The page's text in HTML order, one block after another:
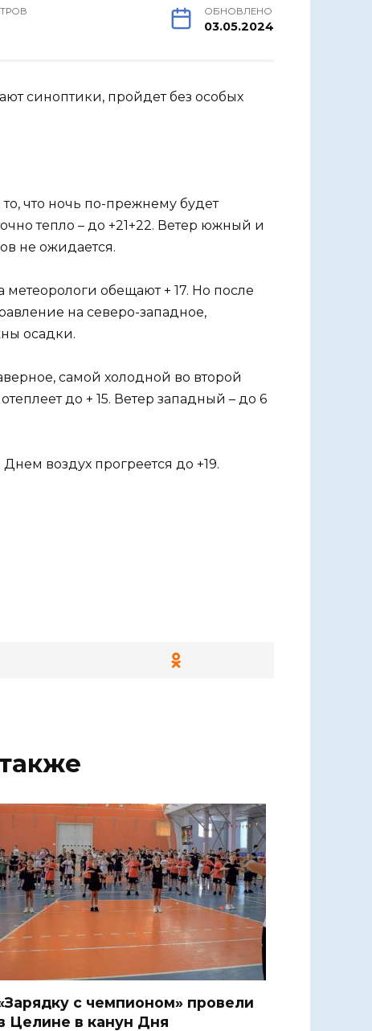
ОБНОВЛЕНО
03.05.2024
синоптики, пройдет без особых
что ночь по-прежнему будет
тепло – до +21+22. Ветер южный и
не ожидается.
обещают + 17. Но после
на северо-западное,
осадки.
самой холодной во второй
до + 15. Ветер западный – до 6
воздух прогреется до +19.
с чемпионом» провели
Целине в канун Дня